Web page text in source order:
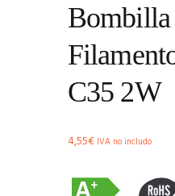
C35 2W
4,55€ IVA no includo